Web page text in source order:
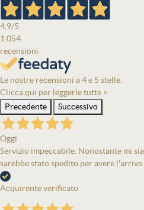
4,9/5
1.054
recensioni
Le nostre recensioni a 4 e 5 stelle.
Clicca qui per leggerle tutte >
Precedente
Successivo
Oggi
Servizio impeccabile. Nonostante mi
sarebbe stato spedito per avere
Acquirente verificato